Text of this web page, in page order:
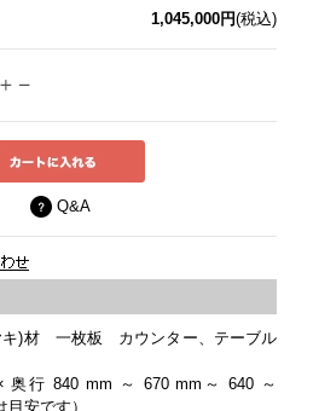
1,045,000円(税込)
Q&A
キ)材 一枚板 カウンター、テーブル
奥行 840 mm ～ 670 mm～ 640 ～
安です）